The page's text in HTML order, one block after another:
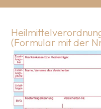
(Formular mit der